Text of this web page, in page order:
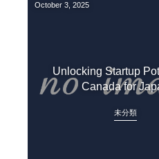
October 3 ,2025
Unlocking Startup
Canada for
未分類